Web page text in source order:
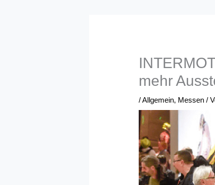
mehr
/Allgemein, Messen /